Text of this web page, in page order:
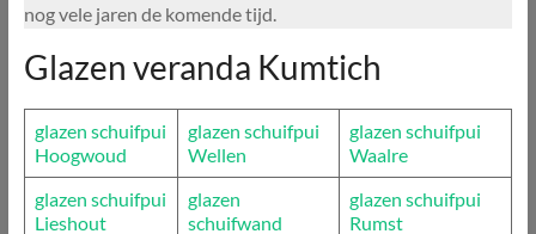
nog vele jaren de komende tijd.
Glazen veranda Kumtich
glazen schuifpui
Hoogwoud
glazen schuifpui
Wellen
glazen schuifpui
Waalre
glazen schuifpui
Lieshout
glazen
schuifwand
glazen schuifpui
Rumst